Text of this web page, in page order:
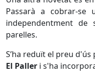
Passarà a cobrar-se
independentment
parelles.
S’ha reduït el preu d'ús
El Paller i s'ha